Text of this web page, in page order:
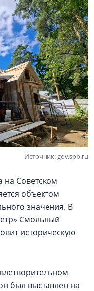
Источник: gov.spb.ru
на Советском
объектом
значения. В
Смольный
историческую
был выставлен на